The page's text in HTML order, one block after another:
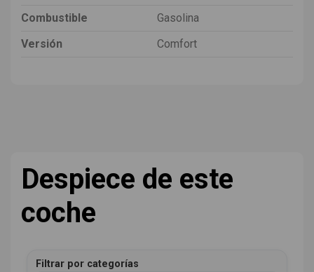
Combustible
Gasolina
Versión
Comfort
Despiece de este
coche
Filtrar por categorías